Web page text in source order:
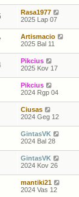
Rasa1977
2025 Lap 07
Artismacio
2025 Bal 11
Pikcius
2025 Kov 17
Pikcius
2024 Rgp 04
Ciusas
2024 Geg 12
GintasVK
2024 Bal 28
GintasVK
2024 Kov 26
mantiki21
2024 Vas 12